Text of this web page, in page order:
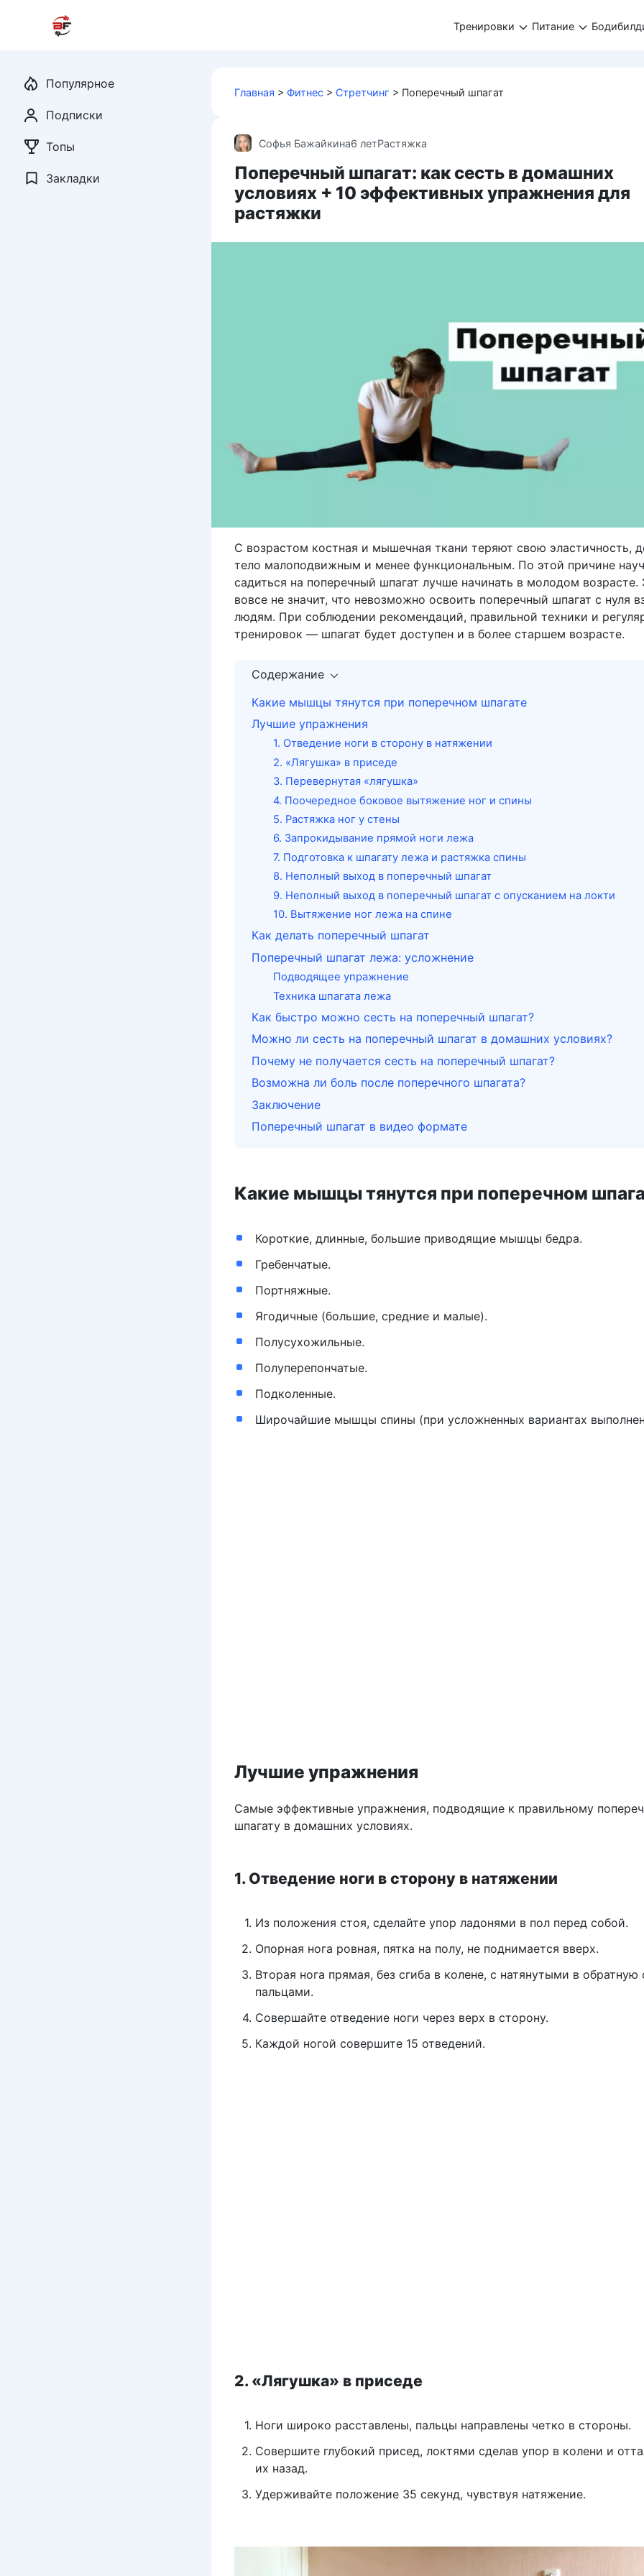
Тренировки Питание
Главная > Фитнес > Стретчинг > Поперечный шпагат
Софья Бажайкина6 летРастяжка
Поперечный шпагат: как сесть в домашних
условиях + 10 эффективных упражнения для
растяжки
С возрастом костная и мышечная ткани теряют свою эластичность,
тело малоподвижным и менее функциональным. По этой причине
садиться на поперечный шпагат лучше начинать в молодом возрасте.
вовсе не значит, что невозможно освоить поперечный шпагат с нуля
людям. При соблюдении рекомендаций, правильной техники и
тренировок — шпагат будет доступен и в более старшем возрасте.
Содержание
Какие мышцы тянутся при поперечном шпагате
Лучшие упражнения
1. Отведение ноги в сторону в натяжении
2. «Лягушка» в приседе
3. Перевернутая «лягушка»
4. Поочередное боковое вытяжение ног и спины
5. Растяжка ног у стены
6. Запрокидывание прямой ноги лежа
7. Подготовка к шпагату лежа и растяжка спины
8. Неполный выход в поперечный шпагат
9. Неполный выход в поперечный шпагат с опусканием на локти
10. Вытяжение ног лежа на спине
Как делать поперечный шпагат
Поперечный шпагат лежа: усложнение
Подводящее упражнение
Техника шпагата лежа
Как быстро можно сесть на поперечный шпагат?
Можно ли сесть на поперечный шпагат в домашних условиях?
Почему не получается сесть на поперечный шпагат?
Возможна ли боль после поперечного шпагата?
Заключение
Поперечный шпагат в видео формате
Какие мышцы тянутся при поперечном
Короткие, длинные, большие приводящие мышцы бедра.
Гребенчатые.
Портняжные.
Ягодичные (большие, средние и малые).
Полусухожильные.
Полуперепончатые.
Подколенные.
Широчайшие мышцы спины (при усложненных вариантах
Лучшие упражнения
Самые эффективные упражнения, подводящие к правильному
шпагату в домашних условиях.
1. Отведение ноги в сторону в натяжении
Из положения стоя, сделайте упор ладонями в пол перед собой.
Опорная нога ровная, пятка на полу, не поднимается вверх.
Вторая нога прямая, без сгиба в колене, с натянутыми в обратную
пальцами.
Совершайте отведение ноги через верх в сторону.
Каждой ногой совершите 15 отведений.
2. «Лягушка» в приседе
Ноги широко расставлены, пальцы направлены четко в стороны.
Совершите глубокий присед, локтями сделав упор в колени и
их назад.
Удерживайте положение 35 секунд, чувствуя натяжение.
Популярное
Подписки
Топы
Закладки